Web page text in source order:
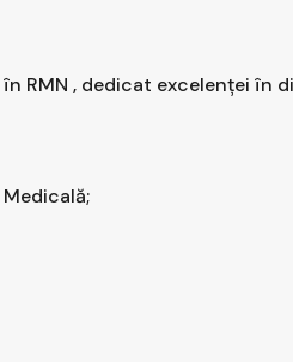
RMN , dedicat excelenței în